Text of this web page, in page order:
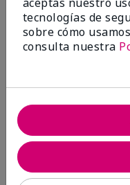
100%
tecnologías de
sobre cómo
consulta nuestra